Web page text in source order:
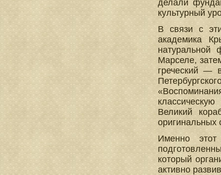
делали
культурный
В связи с
академика
натуральной
Марселе,
греческий —
Великий
оригинальных
Именно
который
активно